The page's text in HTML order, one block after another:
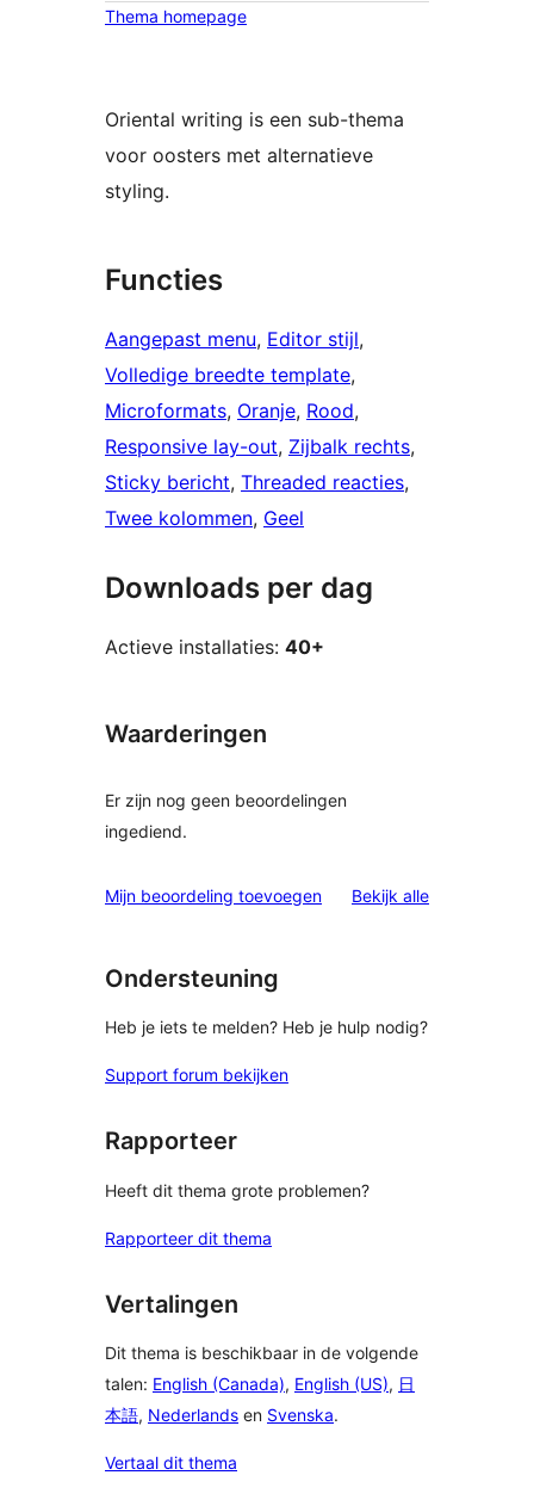
Thema homepage
Oriental writing is een sub-thema
voor oosters met alternatieve
styling.
Functies
Aangepast menu, Editor stijl
Volledige breedte template
Microformats, Oranje, Rood
Responsive lay-out, Zijbalk rechts
Sticky bericht, Threaded reacties
Twee kolommen, Geel
Downloads per dag
Actieve installaties: 40+
Waarderingen
Er zijn nog geen beoordelingen
ingediend.
Mijn beoordeling toevoegen Bekijk alle
Ondersteuning
Heb je iets te melden? Heb je hulp nodig?
Support forum bekijken
Rapporteer
Heeft dit thema grote problemen?
Rapporteer dit thema
Vertalingen
Dit thema is beschikbaar in de volgende
talen: English (Canada), English (US), 日
本語, Nederlands en Svenska.
Vertaal dit thema